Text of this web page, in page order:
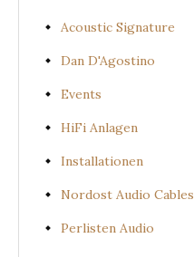
Acoustic Signature
Dan D'Agostino
Events
HiFi Anlagen
Installationen
Nordost Audio Cables
Perlisten Audio